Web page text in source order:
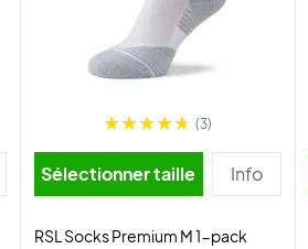
(3)
Sélectionner taille Info
RSL Socks Premium M 1-pack